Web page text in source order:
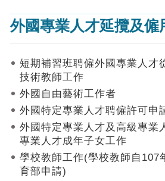
公
告
及
釋
查
作
外國專業人才延攬及僱
短期補習班聘僱外國專業人才
技術教師工作
外國自由藝術工作者
外國特定專業人才聘僱許可申
外國特定專業人才及高級專業
專業人才成年子女工作
學校教師工作(學校教師自107
育部申請)